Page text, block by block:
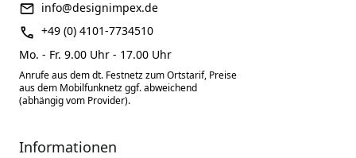
info@designimpex.de
+49 (0) 4101-7734510
Mo. - Fr. 9.00 Uhr - 17.00 Uhr
Anrufe aus dem dt. Festnetz zum Ortstarif, Preise
aus dem Mobilfunknetz ggf. abweichend
(abhängig vom Provider).
Informationen